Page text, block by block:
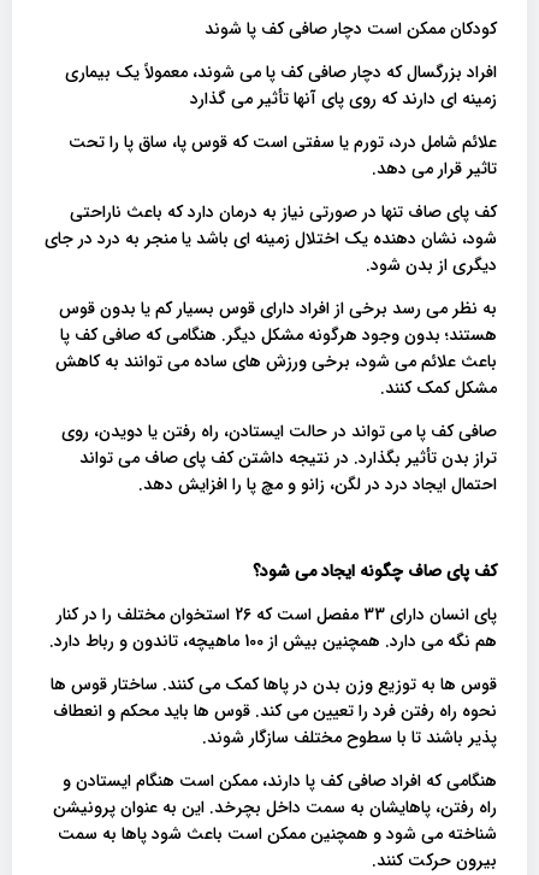
کودکان ممکن است دچار صافی کف پا شوند
افراد بزرگسال که دچار صافی کف پا می شوند، معمولاً یک بیماری
زمینه ای دارند که روی پای آنها تأثیر می گذارد
علائم شامل درد، تورم یا سفتی است که قوس پا، ساق پا را تحت
تاثیر قرار می دهد.
کف پای صاف تنها در صورتی نیاز به درمان دارد که باعث ناراحتی
شود، نشان دهنده یک اختلال زمینه ای باشد یا منجر به درد در جای
دیگری از بدن شود.
به نظر می رسد برخی از افراد دارای قوس بسیار کم یا بدون قوس
هستند؛ بدون وجود هرگونه مشکل دیگر. هنگامی که صافی کف پا
باعث علائم می شود، برخی ورزش های ساده می توانند به کاهش
مشکل کمک کنند.
صافی کف پا می تواند در حالت ایستادن، راه رفتن یا دویدن، روی
تراز بدن تأثیر بگذارد. در نتیجه داشتن کف پای صاف می تواند
احتمال ایجاد درد در لگن، زانو و مچ پا را افزایش دهد.
کف پای صاف چگونه ایجاد می شود؟
پای انسان دارای 33 مفصل است که 26 استخوان مختلف را در کنار
هم نگه می دارد. همچنین بیش از 100 ماهیچه، تاندون و رباط دارد.
قوس ها به توزیع وزن بدن در پاها کمک می کنند. ساختار قوس ها
نحوه راه رفتن فرد را تعیین می کند. قوس ها باید محکم و انعطاف
پذیر باشند تا با سطوح مختلف سازگار شوند.
هنگامی که افراد صافی کف پا دارند، ممکن است هنگام ایستادن و
راه رفتن، پاهایشان به سمت داخل بچرخد. این به عنوان پرونیشن
شناخته می شود و همچنین ممکن است باعث شود پاها به سمت
بیرون حرکت کنند.